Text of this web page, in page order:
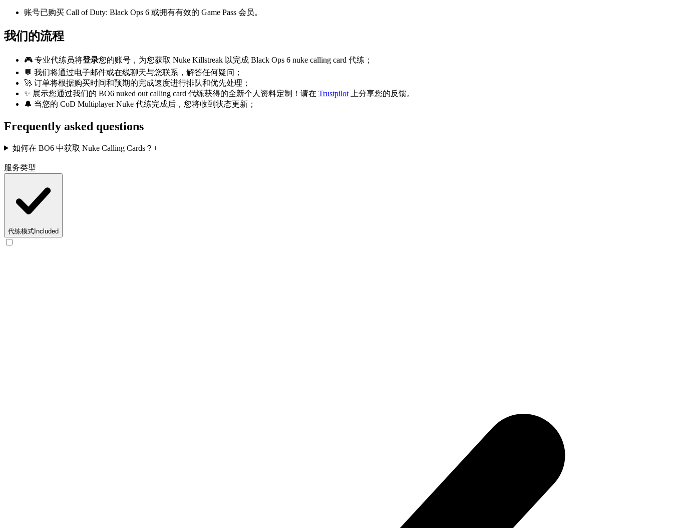
账号已购买 Call of Duty: Black Ops 6 或拥有有效的 Game Pass 会员。
我们的流程
🎮 专业代练员将登录您的账号，为您获取 Nuke Killstreak 以完成 Black Ops 6 nuke calling card 代练；
💬 我们将通过电子邮件或在线聊天与您联系，解答任何疑问；
🚀 订单将根据购买时间和预期的完成速度进行排队和优先处理；
✨ 展示您通过我们的 BO6 nuked out calling card 代练获得的全新个人资料定制！请在 Trustpilot 上分享您的反馈。
🔔 当您的 CoD Multiplayer Nuke 代练完成后，您将收到状态更新；
Frequently asked questions
如何在 BO6 中获取 Nuke Calling Cards？ +
服务类型
代练模式Included